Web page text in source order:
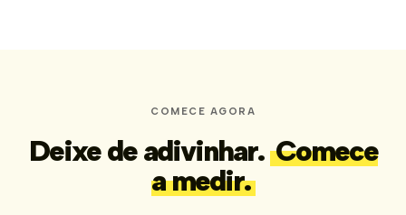
COMECE AGORA
Deixe de adivinhar. Comece
a medir.